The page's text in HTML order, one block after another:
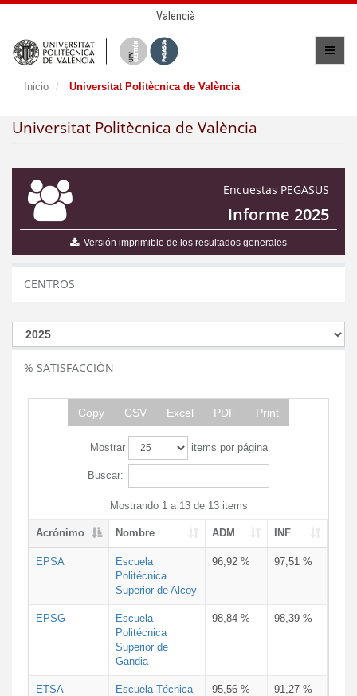
Valencià
Inicio Universitat Politècnica de València
Universitat Politècnica de València
Encuestas PEGASUS
Informe 2025
Versión imprimible de los resultados generales
CENTROS
% SATISFACCIÓN
Copy CSV Excel PDF Print
Mostrar items por página
Buscar:
Mostrando 1 a 13 de 13 items
Acrónimo Nombre ADM INF
EPSA
Escuela
Politécnica
Superior de Alcoy
96,92 % 97,51 %
EPSG
Escuela
Politécnica
Superior de
Gandia
98,84 % 98,39 %
ETSA
Escuela Técnica
95,56 % 91,27 %